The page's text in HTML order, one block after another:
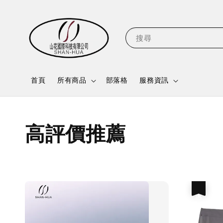
搜尋
首頁 所有商品 部落格 服務資訊
高評價推薦